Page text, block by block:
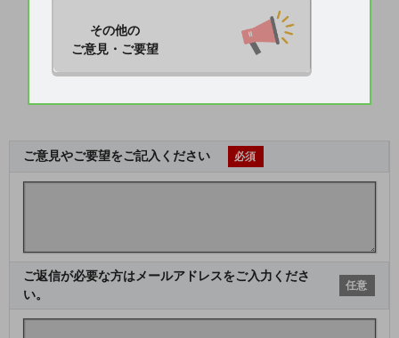
その他の
ご意見・ご要望
ご意見やご要望をご記入ください 必須
ご返信が必要な方はメールアドレスをご入力くださ
い。
任意